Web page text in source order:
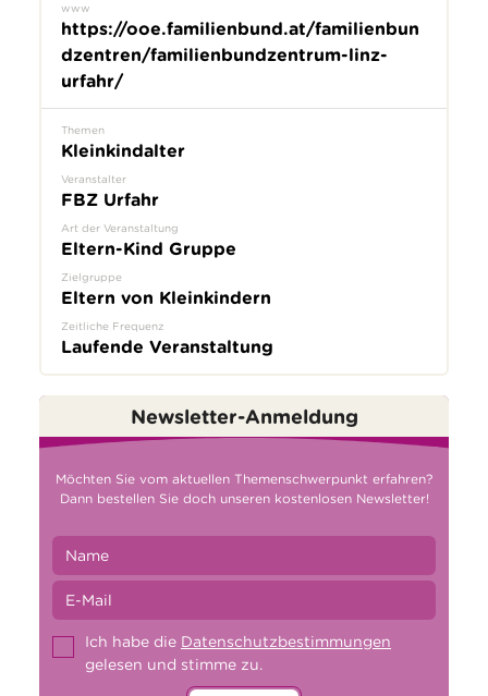
www
https://ooe.familienbund.at/familienbun
dzentren/familienbundzentrum-linz-
urfahr/
Themen
Kleinkindalter
Veranstalter
FBZ Urfahr
Art der Veranstaltung
Eltern-Kind Gruppe
Zielgruppe
Eltern von Kleinkindern
Zeitliche Frequenz
Laufende Veranstaltung
Newsletter-Anmeldung
Möchten Sie vom aktuellen Themenschwerpunkt erfahren?
Dann bestellen Sie doch unseren kostenlosen Newsletter!
Ich habe die Datenschutzbestimmungen
gelesen und stimme zu.